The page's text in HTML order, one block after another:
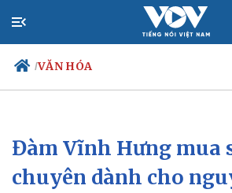
/VĂN HÓA
Chính trị
Đảng
Tổ chức nhân sự
Xã hội
Dự báo
Đàm Vĩnh Hưng mua
chuyên dành cho